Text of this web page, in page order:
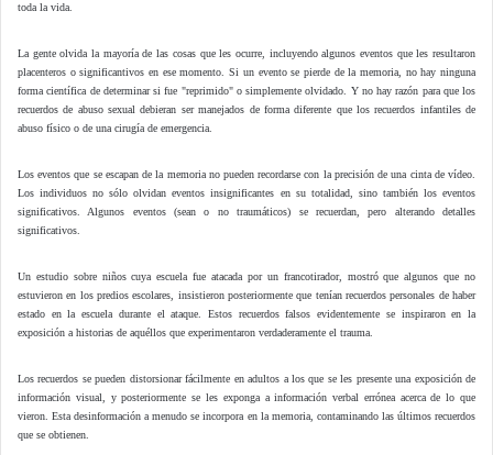
toda la vida.
La gente olvida la mayoría de las cosas que les ocurre, incluyendo algunos eventos que les resultaron
placenteros o significantivos en ese momento. Si un evento se pierde de la memoria, no hay ninguna
forma científica de determinar si fue "reprimido" o simplemente olvidado. Y no hay razón para que los
recuerdos de abuso sexual debieran ser manejados de forma diferente que los recuerdos infantiles de
abuso físico o de una cirugía de emergencia.
Los eventos que se escapan de la memoria no pueden recordarse con la precisión de una cinta de vídeo.
Los individuos no sólo olvidan eventos insignificantes en su totalidad, sino también los eventos
significativos. Algunos eventos (sean o no traumáticos) se recuerdan, pero alterando detalles
significativos.
Un estudio sobre niños cuya escuela fue atacada por un francotirador, mostró que algunos que no
estuvieron en los predios escolares, insistieron posteriormente que tenían recuerdos personales de haber
estado en la escuela durante el ataque. Estos recuerdos falsos evidentemente se inspiraron en la
exposición a historias de aquéllos que experimentaron verdaderamente el trauma.
Los recuerdos se pueden distorsionar fácilmente en adultos a los que se les presente una exposición de
información visual, y posteriormente se les exponga a información verbal errónea acerca de lo que
vieron. Esta desinformación a menudo se incorpora en la memoria, contaminando las últimos recuerdos
que se obtienen.